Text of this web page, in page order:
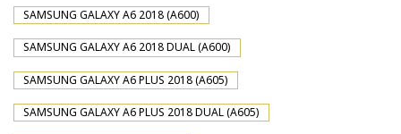
SAMSUNG GALAXY A6 2018 (A600)
SAMSUNG GALAXY A6 2018 DUAL (A600)
SAMSUNG GALAXY A6 PLUS 2018 (A605)
SAMSUNG GALAXY A6 PLUS 2018 DUAL (A605)